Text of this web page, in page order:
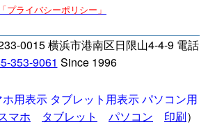
「プライバシーポリシー」
0015 横浜市港南区日限山4-4-9 電話
353-9061 Since 1996
ホ用表示 タブレット用表示パソコン用
マホ タブレット パソコン 印刷）